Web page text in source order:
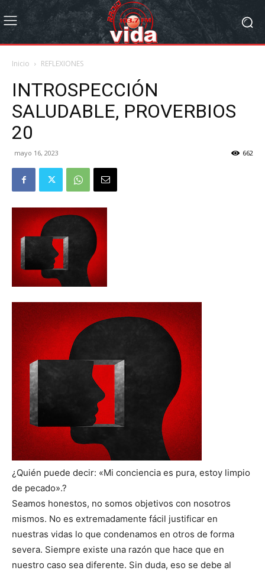
Inicio REFLEXIONES
INTROSPECCIÓN
SALUDABLE, PROVERBIOS
20
mayo 16, 2023 662
¿Quién puede decir: «Mi conciencia es pura, estoy limpio
de pecado».?
Seamos honestos, no somos objetivos con nosotros
mismos. No es extremadamente fácil justificar en
nuestras vidas lo que condenamos en otros de forma
severa. Siempre existe una razón que hace que en
nuestro caso sea diferente. Sin duda, eso se debe al